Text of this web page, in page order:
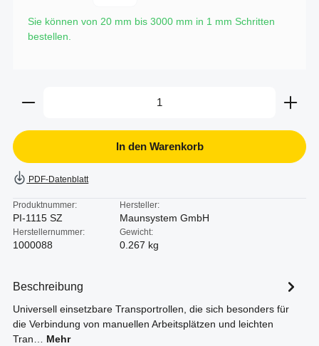
Sie können von 20 mm bis 3000 mm in 1 mm Schritten
bestellen.
Produkt Anzahl: Gib den gewünschten Wert ein
In den Warenkorb
PDF-Datenblatt
Produktnummer:
PI-1115 SZ
Hersteller:
Maunsystem GmbH
Herstellernummer:
1000088
Gewicht:
0.267 kg
Beschreibung
Universell einsetzbare Transportrollen, die sich besonders für
die Verbindung von manuellen Arbeitsplätzen und leichten
Tran… Mehr